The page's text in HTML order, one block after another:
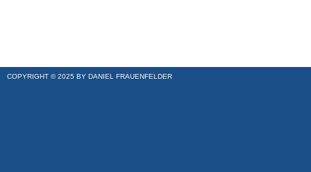
COPYRIGHT © 2025 BY DANIEL FRAUENFELDER